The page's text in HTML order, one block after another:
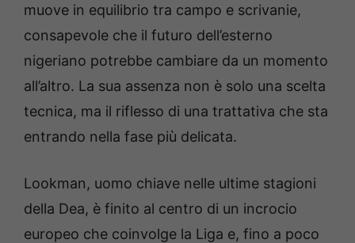
muove in equilibrio tra campo e scrivanie,
consapevole che il futuro dell’esterno
nigeriano potrebbe cambiare da un momento
all’altro. La sua assenza non è solo una scelta
tecnica, ma il riflesso di una trattativa che sta
entrando nella fase più delicata.
Lookman, uomo chiave nelle ultime stagioni
della Dea, è finito al centro di un incrocio
europeo che coinvolge la Liga e, fino a poco